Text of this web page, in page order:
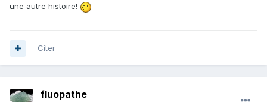
une autre histoire!
Citer
fluopathe